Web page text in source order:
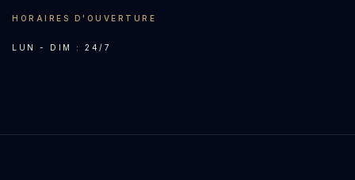
HORAIRES D'OUVERTURE
LUN - DIM : 24/7